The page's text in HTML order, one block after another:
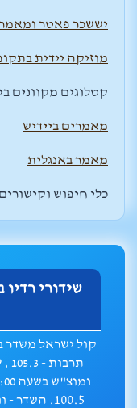
יששכר פאטר
מוזיקה יידית
קטלוגים מקוונים
מאמרים ביידיש
מאמר באנגלית
כלי חיפוש
שידורי
100.5. השדר - וועלוול טשערנין.